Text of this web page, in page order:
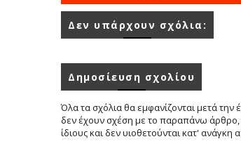
Δεν υπάρχουν σχόλια:
Δημοσίευση σχολίου
Όλα τα σχόλια θα εμφανίζονται μετά την
δεν έχουν σχέση με το παραπάνω άρθρο,
ίδιους και δεν υιοθετούνται κατ'